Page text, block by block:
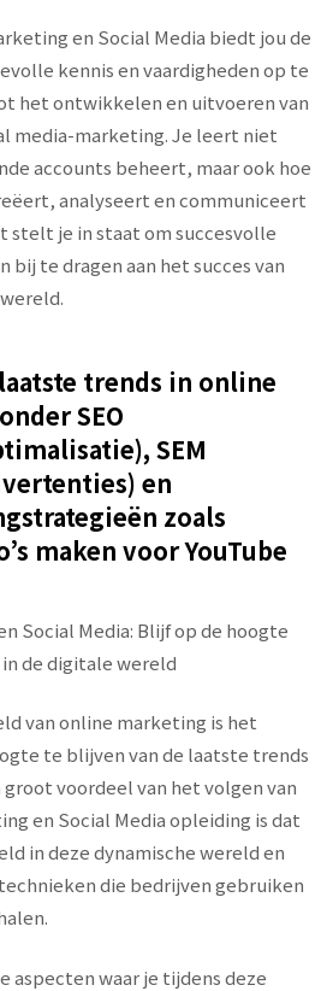
en Social Media biedt jou de
kennis en vaardigheden op te
het ontwikkelen en uitvoeren van
media-marketing. Je leert niet
accounts beheert, maar ook hoe
analyseert en communiceert
stelt je in staat om succesvolle
bij te dragen aan het succes van
trends in online
SEO
SEM
en
zoals
maken voor YouTube
Social Media: Blijf op de hoogte
de digitale wereld
van online marketing is het
te blijven van de laatste trends
voordeel van het volgen van
en Social Media opleiding is dat
in deze dynamische wereld en
die bedrijven gebruiken
aspecten waar je tijdens deze